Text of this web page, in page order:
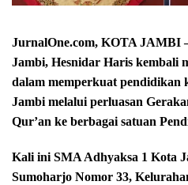
JurnalOne.com, KOTA JAMBI
Jambi, Hesnidar Haris kembali
dalam memperkuat pendidikan
Jambi melalui perluasan
Qur’an ke berbagai satuan
Kali ini SMA Adhyaksa 1 Kota
Sumoharjo Nomor 33,